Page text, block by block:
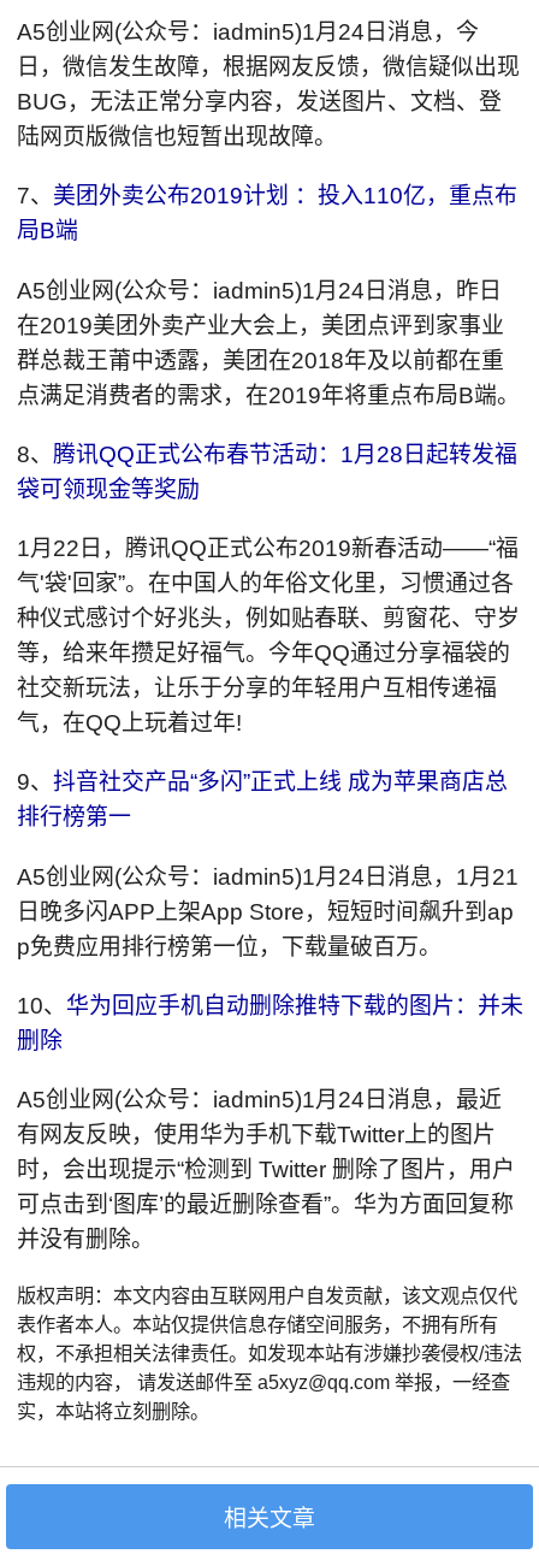
A5创业网(公众号：iadmin5)1月24日消息，今
日，微信发生故障，根据网友反馈，微信疑似出现
BUG，无法正常分享内容，发送图片、文档、登
陆网页版微信也短暂出现故障。
7、 美团外卖公布2019计划 ：投入110亿，重点布
局B端
A5创业网(公众号：iadmin5)1月24日消息，昨日
在2019美团外卖产业大会上，美团点评到家事业
群总裁王莆中透露，美团在2018年及以前都在重
点满足消费者的需求，在2019年将重点布局B端。
8、 腾讯QQ正式公布春节活动：1月28日起转发福
袋可领现金等奖励
1月22日，腾讯QQ正式公布2019新春活动——“福
气'袋'回家”。在中国人的年俗文化里，习惯通过各
种仪式感讨个好兆头，例如贴春联、剪窗花、守岁
等，给来年攒足好福气。今年QQ通过分享福袋的
社交新玩法，让乐于分享的年轻用户互相传递福
气，在QQ上玩着过年!
9、 抖音社交产品“多闪”正式上线 成为苹果商店总
排行榜第一
A5创业网(公众号：iadmin5)1月24日消息，1月21
日晚多闪APP上架App Store，短短时间飙升到ap
p免费应用排行榜第一位，下载量破百万。
10、 华为回应手机自动删除推特下载的图片：并未
删除
A5创业网(公众号：iadmin5)1月24日消息，最近
有网友反映，使用华为手机下载Twitter上的图片
时，会出现提示“检测到 Twitter 删除了图片，用户
可点击到‘图库’的最近删除查看”。华为方面回复称
并没有删除。
版权声明：本文内容由互联网用户自发贡献，该文观点仅代
表作者本人。本站仅提供信息存储空间服务，不拥有所有
权，不承担相关法律责任。如发现本站有涉嫌抄袭侵权/违法
违规的内容， 请发送邮件至 a5xyz@qq.com 举报，一经查
实，本站将立刻删除。
相关文章